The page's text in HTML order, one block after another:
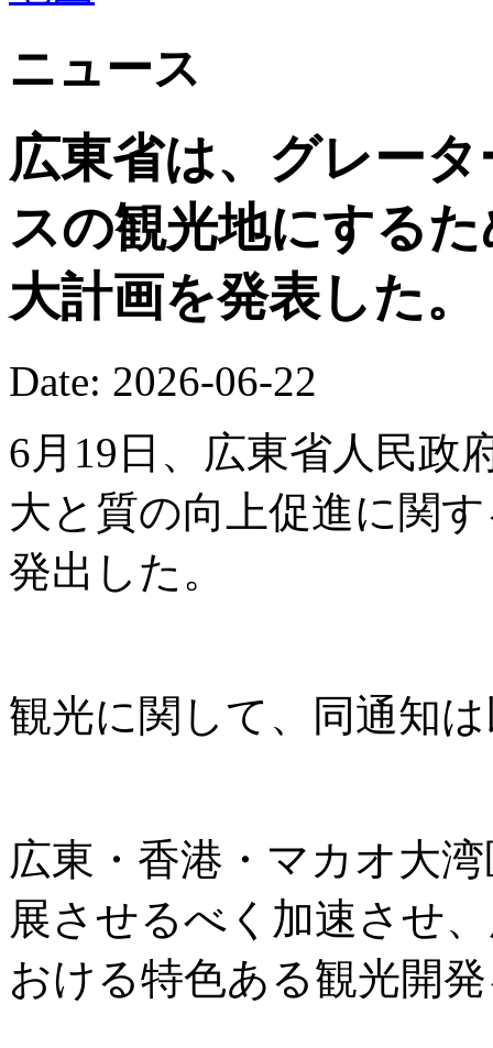
ニュース
広東省は、グレー
スの観光地にする
大計画を発表した。
Date: 2026-06-22
6月19日、広東省人民政
大と質の向上促進に関
発出した。
観光に関して、同通知
広東・香港・マカオ大
展させるべく加速させ
おける特色ある観光開